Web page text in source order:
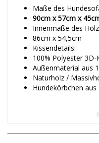
Maße des
90cm x 57cm x
Innenmaße des
86cm x 54,5cm
Kissendetails:
100% Polyester
Außenmaterial aus
Naturholz /
Hundekörbchen aus